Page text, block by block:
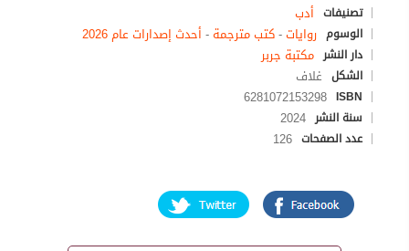
تصنيفات أدب
الوسوم روايات-كتب مترجمة - أحدث إصدارات عام 2026
دار النشر مكتبة جربر
الشكل غلاف
ISBN
6281072153298
سنة النشر 2024
عدد الصفحات 126